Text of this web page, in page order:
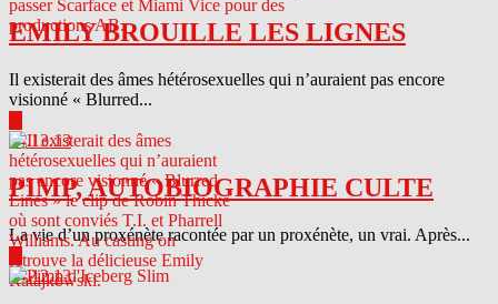
EMILY BROUILLE LES LIGNES
Il existerait des âmes hétérosexuelles qui n’auraient pas encore
visionné « Blurred...
04.13.13
PIMP, AUTOBIOGRAPHIE CULTE
La vie d’un proxénète racontée par un proxénète, un vrai. Après...
04.12.13